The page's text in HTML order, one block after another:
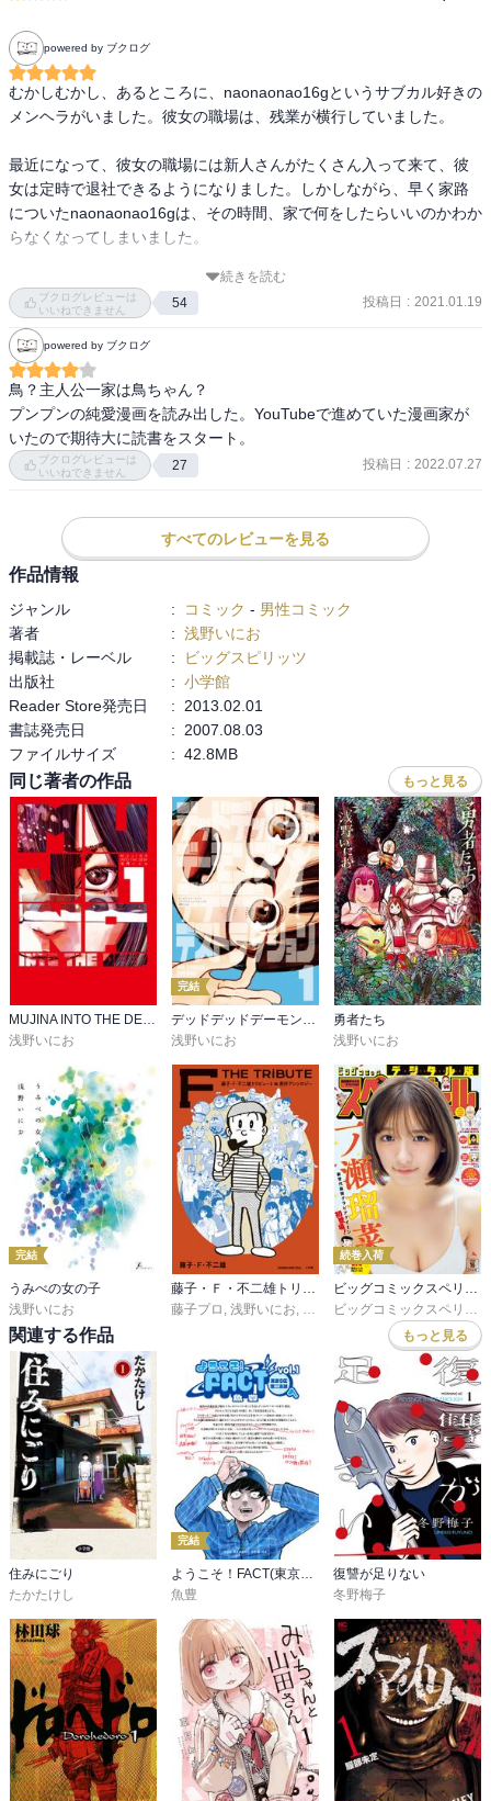
powered by ブクログ
むかしむかし、あるところに、naonaonao16gというサブカル好きの
メンヘラがいました。彼女の職場は、残業が横行していました。
最近になって、彼女の職場には新人さんがたくさん入って来て、彼
女は定時で退社できるようになりました。しかしながら、早く家路
についたnaonaonao16gは、その時間、家で何をしたらいいのかわか
らなくなってしまいました。
naonaonao16gの趣味は読書です。ならば本を読めよ！と、そんなツ
ッコミが聞こえてきます。
しかし、naonaonao16gは晩酌を欠かさないので、酔っ払ってしまう
と活字がうまく読めません。
「もっと、短時間で、チルミュージックやダンスミュージックを流
しながら、少し酔っ払っててもできること」
naonaonao16gがしたいことはそういうことだと気づきました。
考える時間が必要でした。
そして、思いついたのです。
「漫画だ」
こうして、naonaonao16gの生活に、漫画が加わったのです。
おやすみプンプン
彼女はこの漫画を読むことに決めました。
1巻は、浅野いにおの画力と急にぶっ壊れる登場人物のテンション、
愛子ちゃんのじりじりとした怖さ、プンプンの優しさとこれからプ
ンプンの身に起こるであろう不穏さに満ち溢れています。
次回、2巻では、なぜ今になって浅野いにおなのか、なぜおやすみプ
ンプンなのか、それらについて掘り下げていくつもりです。
お楽しみに！
続きを読む
ブクログレビューは
いいねできません
54 投稿日 : 2021.01.19
powered by ブクログ
鳥？主人公一家は鳥ちゃん？
プンプンの純愛漫画を読み出した。YouTubeで進めていた漫画家が
いたので期待大に読書をスタート。
ブクログレビューは
いいねできません
27 投稿日 : 2022.07.27
すべてのレビューを見る
作品情報
ジャンル : コミック - 男性コミック
著者
: 浅野いにお
掲載誌・レーベル
:
ビッグスピリッツ
出版社
: 小学館
Reader Store発売日
:
2013.02.01
書誌発売日
:
2007.08.03
ファイルサイズ
: 42.8MB
同じ著者の作品 もっと見る
MUJINA INTO THE DEEP
浅野いにお
完結
デッドデッドデーモンズデデデデデストラクション
浅野いにお
勇者たち
浅野いにお
完結
うみべの女の子
浅野いにお
藤子プロ 浅野いにお 石黒正数,小玉ユキ,高橋聖一
続巻入荷
関連する作品 もっと見る
住みにごり
たかたけし
完結
ようこそ！FACT(東京S区第二支部)へ
魚豊
復讐が足りない
冬野梅子